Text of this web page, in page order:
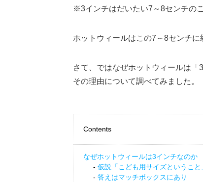
※3インチはだいたい7～8センチのこ
ホットウィールはこの7～8センチに
さて、ではなぜホットウィールは「
その理由について調べてみました。
Contents
なぜホットウィールは3インチなのか
仮説「こども用サイズということ
答えはマッチボックスにあり